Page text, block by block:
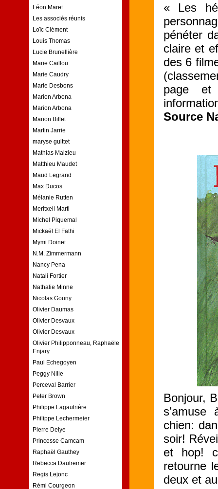
Léon Maret
Les associés réunis
Loïc Clément
Louis Thomas
Lucie Brunellière
Marie Caillou
Marie Caudry
Marie Desbons
Marion Arbona
Marion Arbona
Marion Billet
Martin Jarrie
maryse guittet
Mathias Malzieu
Matthieu Maudet
Maud Legrand
Max Ducos
Mélanie Rutten
Meritxell Marti
Michel Piquemal
Mickaël El Fathi
Mymi Doinet
N.M. Zimmermann
Nancy Pena
Natali Fortier
Nathalie Minne
Nicolas Gouny
Olivier Daumas
Olivier Desvaux
Olivier Desvaux
Olivier Philipponneau, Raphaële
Enjary
Paul Echegoyen
Peggy Nille
Perceval Barrier
Peter Brown
Philippe Lagautrière
Philippe Lechermeier
Pierre Delye
Princesse Camcam
Raphaël Gauthey
Rebecca Dautremer
Regis Lejonc
Rémi Courgeon
« Les
pénéter
claire et
des 6
page et
Source
Bonjour,
s’amuse
chien:
soir!
et hop!
retourne
deux et